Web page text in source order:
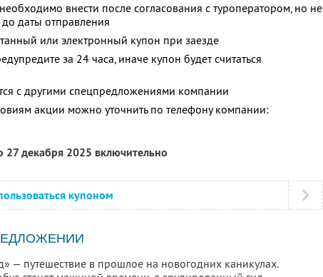
внести после согласования с туроператором, но не
даты отправления
или электронный купон при заезде
за 24 часа, иначе купон будет считаться
с другими спецпредложениями компании
акции можно уточнить по телефону компании:
27 декабря 2025 включительно
купоном
— путешествие в прошлое на новогодних каникулах.